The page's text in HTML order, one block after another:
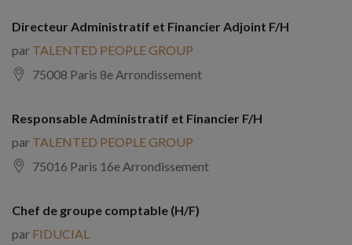
Directeur Administratif et Financier Adjoint F/H
par TALENTED PEOPLE GROUP
75008 Paris 8e Arrondissement
Responsable Administratif et Financier F/H
par TALENTED PEOPLE GROUP
75016 Paris 16e Arrondissement
Chef de groupe comptable (H/F)
par FIDUCIAL